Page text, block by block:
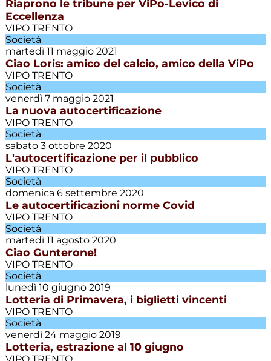
Riaprono le tribune per ViPo-Levico di
Eccellenza
VIPO TRENTO
Società
martedì 11 maggio 2021
Ciao Loris: amico del calcio, amico della ViPo
VIPO TRENTO
Società
venerdì 7 maggio 2021
La nuova autocertificazione
VIPO TRENTO
Società
sabato 3 ottobre 2020
L'autocertificazione per il pubblico
VIPO TRENTO
Società
domenica 6 settembre 2020
Le autocertificazioni norme Covid
VIPO TRENTO
Società
martedì 11 agosto 2020
Ciao Gunterone!
VIPO TRENTO
Società
lunedì 10 giugno 2019
Lotteria di Primavera, i biglietti vincenti
VIPO TRENTO
Società
venerdì 24 maggio 2019
Lotteria, estrazione al 10 giugno
Giovanissimi
R. Villazzano
Juniores
Juniores E.
Villazzano
L'editoriale
Le gare del
weekend
Memorial
Bepo
Foches
Promozione
Promozione
Villazzano
Risultati
flash